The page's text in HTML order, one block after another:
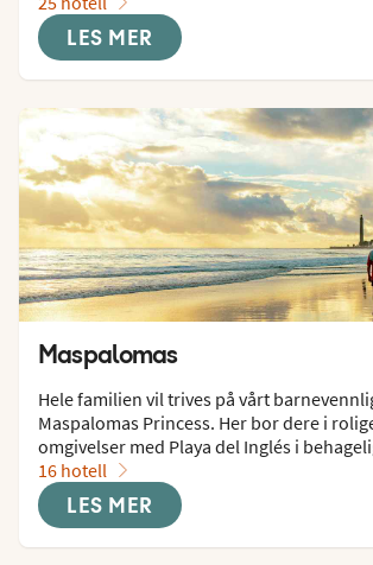
LES MER
Maspalomas
Hele familien vil trives på vårt
Maspalomas Princess. Her bor dere i
omgivelser med Playa del Inglés i
16 hotell
LES MER